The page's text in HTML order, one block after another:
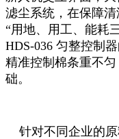
滤尘系统，在保障
“用地、用工、能耗
HDS-036 匀整控制
精准控制棉条重不
础。
针对不同企业的原